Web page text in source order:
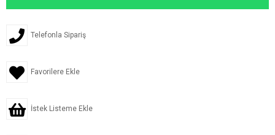
Telefonla Sipariş
Favorilere Ekle
İstek Listeme Ekle